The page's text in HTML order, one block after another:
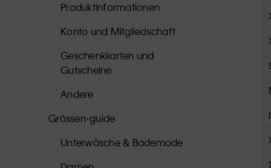
Produktinformationen
Konto und Mitgliedschaft
Geschenkkarten und
Gutscheine
Andere
Grössen-guide
Unterwäsche & Bademode